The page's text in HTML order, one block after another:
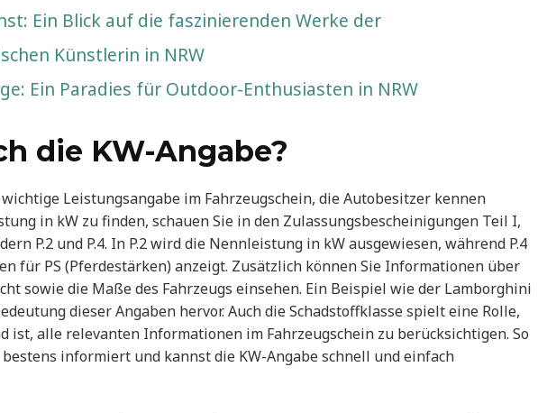
Ein Blick auf die faszinierenden Werke der
Künstlerin in NRW
Ein Paradies für Outdoor-Enthusiasten in NRW
die KW-Angabe?
Leistungsangabe im Fahrzeugschein, die Autobesitzer kennen
in kW zu finden, schauen Sie in den Zulassungsbescheinigungen Teil I,
P.2 und P.4. In P.2 wird die Nennleistung in kW ausgewiesen, während P.4
für PS (Pferdestärken) anzeigt. Zusätzlich können Sie Informationen über
sowie die Maße des Fahrzeugs einsehen. Ein Beispiel wie der Lamborghini
dieser Angaben hervor. Auch die Schadstoffklasse spielt eine Rolle,
ist, alle relevanten Informationen im Fahrzeugschein zu berücksichtigen. So
informiert und kannst die KW-Angabe schnell und einfach